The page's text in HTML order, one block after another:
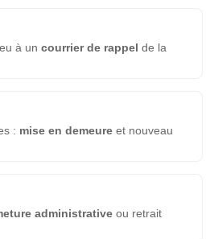
à uncourrier de rappel de la
: mise en demeure et nouveau
administrative ou retrait